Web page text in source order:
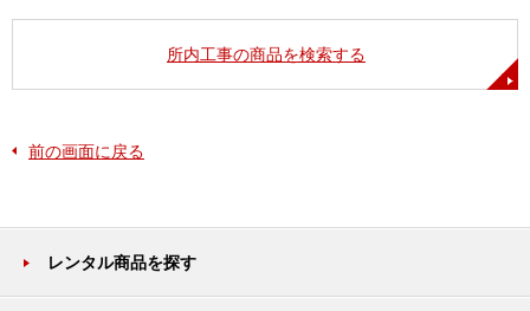
所内工事の商品を検索する
前の画面に戻る
レンタル商品を探す